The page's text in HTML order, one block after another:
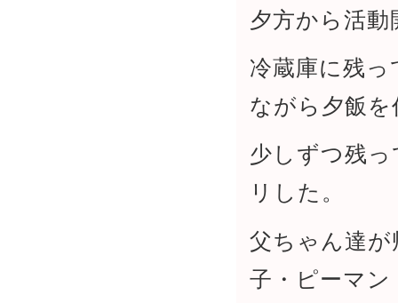
夕方から活動
冷蔵庫に残
ながら夕飯
少しずつ残
リした。
父ちゃん達
子・ピーマ